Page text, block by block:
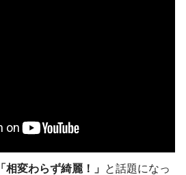
「相変わらず綺麗！」 と話題になっ